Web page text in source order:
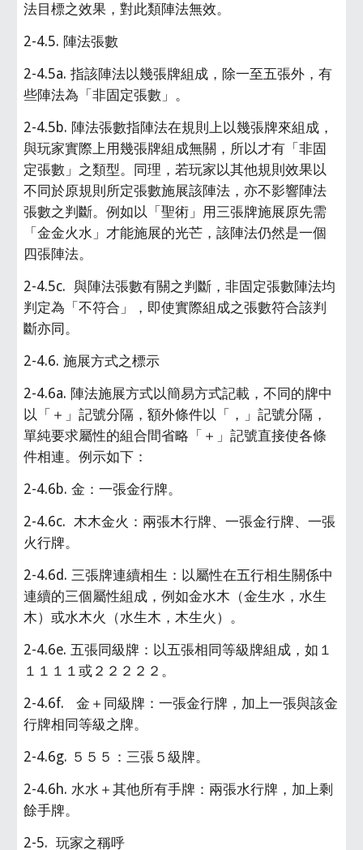
法目標之效果，對此類陣法無效。
2-4.5. 陣法張數
2-4.5a. 指該陣法以幾張牌組成，除一至五張外，有
些陣法為「非固定張數」。
2-4.5b. 陣法張數指陣法在規則上以幾張牌來組成，
與玩家實際上用幾張牌組成無關，所以才有「非固
定張數」之類型。同理，若玩家以其他規則效果以
不同於原規則所定張數施展該陣法，亦不影響陣法
張數之判斷。例如以「聖術」用三張牌施展原先需
「金金火水」才能施展的光芒，該陣法仍然是一個
四張陣法。
2-4.5c.  與陣法張數有關之判斷，非固定張數陣法均
判定為「不符合」，即使實際組成之張數符合該判
斷亦同。
2-4.6. 施展方式之標示
2-4.6a. 陣法施展方式以簡易方式記載，不同的牌中
以「＋」記號分隔，額外條件以「，」記號分隔，
單純要求屬性的組合間省略「＋」記號直接使各條
件相連。例示如下：
2-4.6b. 金：一張金行牌。
2-4.6c.  木木金火：兩張木行牌、一張金行牌、一張
火行牌。
2-4.6d. 三張牌連續相生：以屬性在五行相生關係中
連續的三個屬性組成，例如金水木（金生水，水生
木）或水木火（水生木，木生火）。
2-4.6e. 五張同級牌：以五張相同等級牌組成，如１
１１１１或２２２２２。
2-4.6f.   金＋同級牌：一張金行牌，加上一張與該金
行牌相同等級之牌。
2-4.6g. ５５５：三張５級牌。
2-4.6h. 水水＋其他所有手牌：兩張水行牌，加上剩
餘手牌。
2-5.  玩家之稱呼